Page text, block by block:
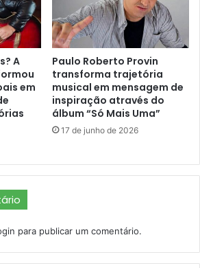
A
em
Paulo Roberto Provin
transforma trajetória
musical em mensagem de
inspiração através do
álbum “Só Mais Uma”
17 de junho de 2026
para publicar um comentário.